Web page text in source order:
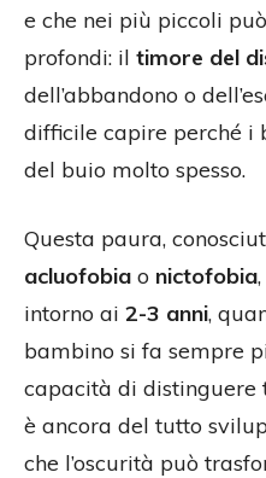
e che nei più piccoli
profondi: il timore del
dell’abbandono o
difficile capire perché i
del buio molto spesso.
Questa paura,
acluofobia o nictofobia
intorno ai 2-3 anni,
bambino si fa sempre
capacità di distinguere
è ancora del tutto
che l’oscurità può